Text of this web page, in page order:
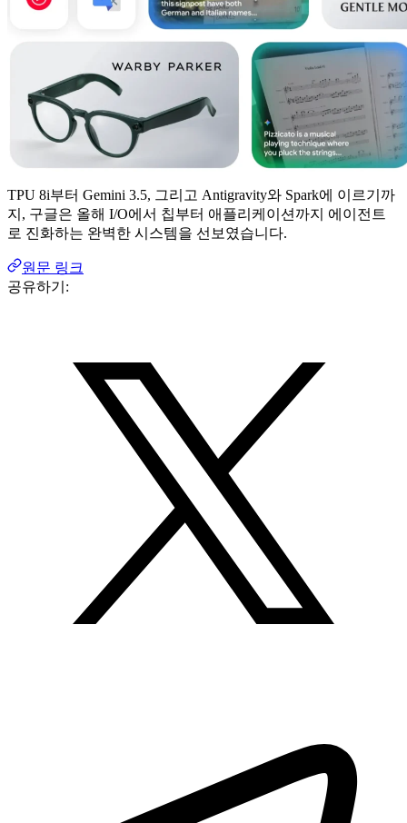
TPU 8i부터 Gemini 3.5, 그리고 Antigravity와 Spark에 이르기까
지, 구글은 올해 I/O에서 칩부터 애플리케이션까지 에이전트
로 진화하는 완벽한 시스템을 선보였습니다.
원문 링크
공유하기: